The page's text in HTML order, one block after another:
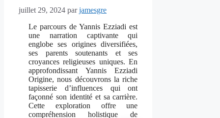
juillet 29, 2024 parjamesgre
Le parcours de Yannis Ezziadi est
une narration captivante qui
englobe ses origines diversifiées,
ses parents soutenants et ses
croyances religieuses uniques. En
approfondissant Yannis Ezziadi
Origine, nous découvrons la riche
tapisserie d’influences qui ont
façonné son identité et sa carrière.
Cette exploration offre une
compréhension holistique de